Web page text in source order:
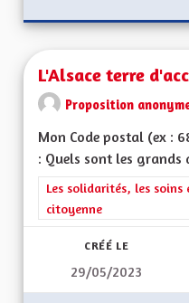
L'Alsace terre
Proposition
Mon Code postal (ex :
: Quels sont les grands
Filtrer les résultats de
Les solidarités, les
citoyenne
CRÉÉ LE
29/05/2023